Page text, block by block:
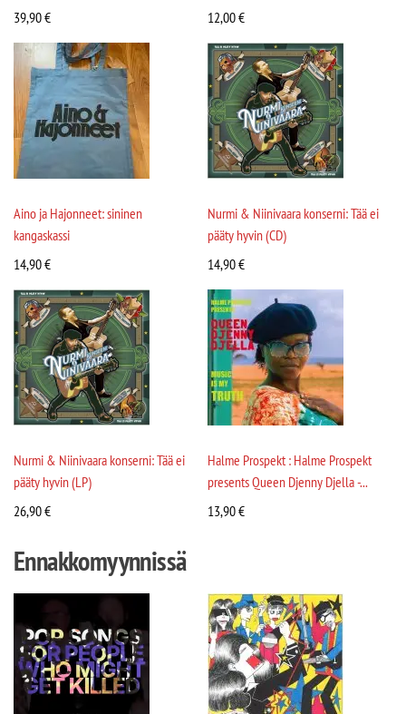
39,90€
12,00€
Aino ja Hajonneet: sininen
kangaskassi
14,90€
Nurmi & Niinivaara konserni: Tää ei
pääty hyvin (CD)
14,90€
Nurmi & Niinivaara konserni: Tää ei
pääty hyvin (LP)
26,90€
Halme Prospekt : Halme Prospekt
presents Queen Djenny Djella -...
13,90€
Ennakkomyynnissä